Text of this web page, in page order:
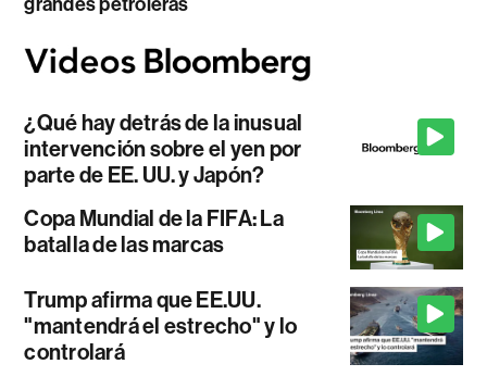
¿Qué hay detrás de la inusual
intervención sobre el yen por
parte de EE. UU. y Japón?
Copa Mundial de la FIFA: La
batalla de las marcas
Trump afirma que EE.UU.
"mantendrá el estrecho" y lo
controlará